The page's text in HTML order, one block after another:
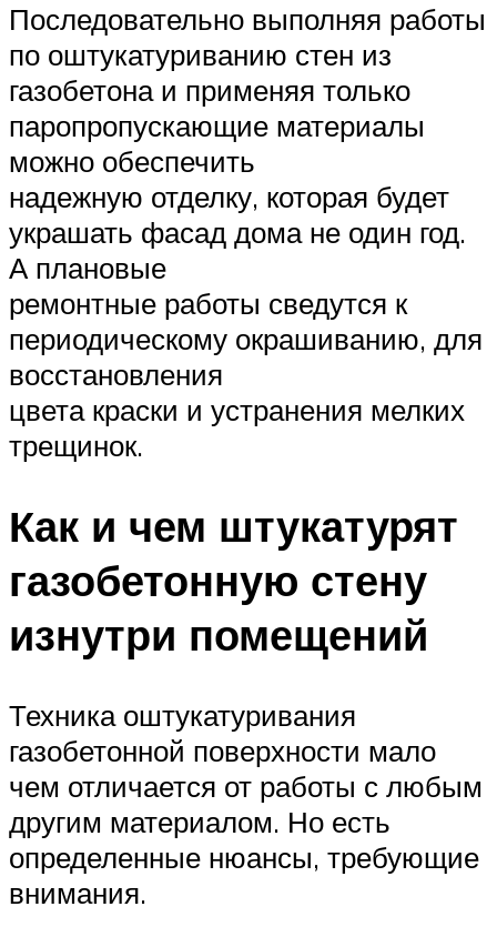
Последовательно выполняя работы
по оштукатуриванию стен из
газобетона и применяя только
паропропускающие материалы
можно обеспечить
надежную отделку, которая будет
украшать фасад дома не один год.
А плановые
ремонтные работы сведутся к
периодическому окрашиванию, для
восстановления
цвета краски и устранения мелких
трещинок.
Как и чем штукатурят
газобетонную стену
изнутри помещений
Техника оштукатуривания
газобетонной поверхности мало
чем отличается от работы с любым
другим материалом. Но есть
определенные нюансы, требующие
внимания.